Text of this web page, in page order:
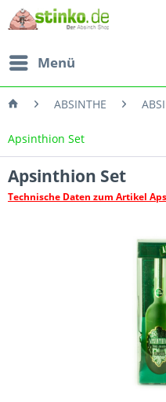
Menü
ABSINTHE
Apsinthion Set
Apsinthion Set
Technische Daten zum Artikel